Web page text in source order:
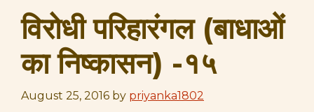
विरोधी परिहारंगल (बाधाओं
का निष्कासन) -१५
August 25, 2016 by priyanka1802